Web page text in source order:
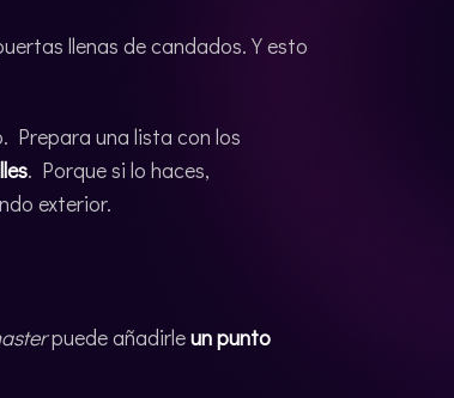
llenas de candados. Y esto
Prepara una lista con los
. Porque si lo haces,
exterior.
puede añadirleun punto